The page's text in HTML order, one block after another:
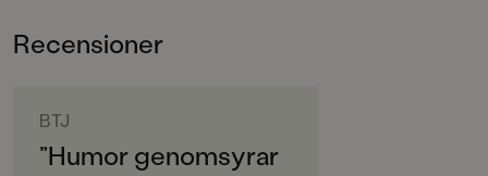
9-12
Svenska
SPRÅK
Recensioner
BTJ
”Humor genomsyrar